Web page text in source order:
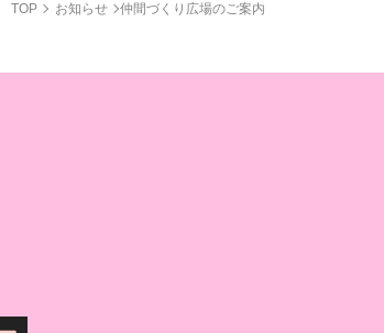
TOP お知らせ 仲間づくり広場のご案内